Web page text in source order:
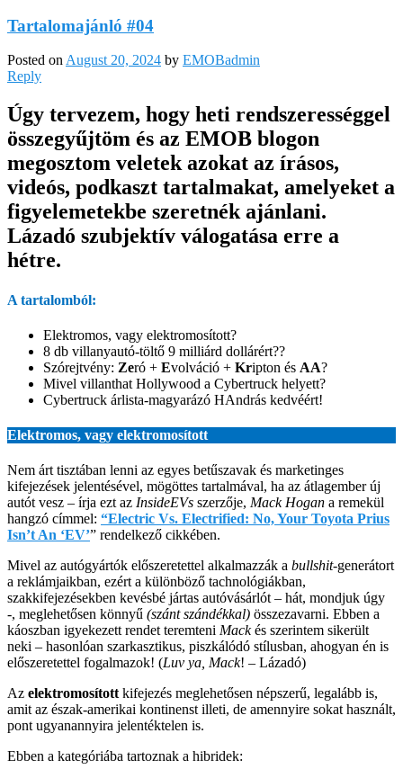
Tartalomajánló #04
Posted onAugust 20, 2024 by EMOBadmin
Reply
Úgy tervezem, hogy heti rendszerességgel
összegyűjtöm és az EMOB blogon
megosztom veletek azokat az írásos,
videós, podkaszt tartalmakat, amelyeket a
figyelemetekbe szeretnék ajánlani.
Lázadó szubjektív válogatása erre a
hétre.
A tartalomból:
Elektromos, vagy elektromosított?
8 db villanyautó-töltő 9 milliárd dollárért??
Szórejtvény: Zeró + Evolváció + Kripton és AA?
Mivel villanthat Hollywood a Cybertruck helyett?
Cybertruck árlista-magyarázó HAndrás kedvéért!
Elektromos, vagy elektromosított
Nem árt tisztában lenni az egyes betűszavak és marketinges
kifejezések jelentésével, mögöttes tartalmával, ha az átlagember új
autót vesz – írja ezt az InsideEVs szerzője, Mack Hogan a remekül
hangzó címmel: “Electric Vs. Electrified: No, Your Toyota Prius
Isn’t An ‘EV’” rendelkező cikkében.
Mivel az autógyártók előszeretettel alkalmazzák a bullshit-generátort
a reklámjaikban, ezért a különböző tachnológiákban,
szakkifejezésekben kevésbé jártas autóvásárlót – hát, mondjuk úgy
-, meglehetősen könnyű (szánt szándékkal) összezavarni. Ebben a
káoszban igyekezett rendet teremteni Mackés szerintem sikerült
neki – hasonlóan szarkasztikus, piszkálódó stílusban, ahogyan én is
előszeretettel fogalmazok! (Luv ya, Mack! – Lázadó)
Az elektromosítottkifejezés meglehetősen népszerű, legalább is,
amit az észak-amerikai kontinenst illeti, de amennyire sokat használt,
pont ugyanannyira jelentéktelen is.
Ebben a kategóriába tartoznak a hibridek: